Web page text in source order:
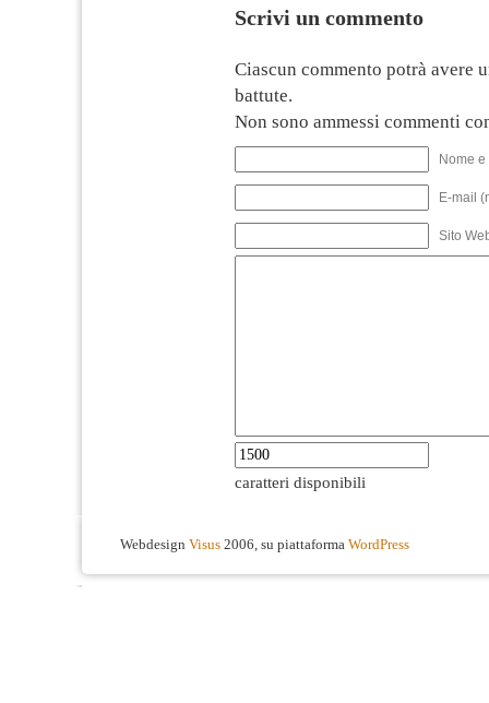
Scrivi un commento
Ciascun commento potrà avere
battute.
Non sono ammessi commenti
Nome
E-mail
Sito
caratteri disponibili
Webdesign Visus 2006, su piattaforma WordPress